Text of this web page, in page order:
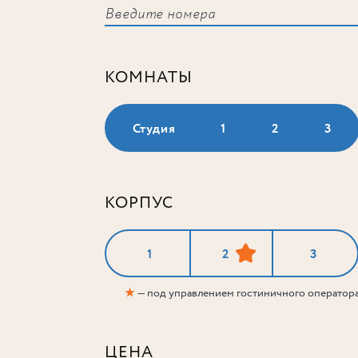
КОМНАТЫ
Студия 1 2 3
КОРПУС
1 2 3
★— под управлением гостиничного
ЦЕНА